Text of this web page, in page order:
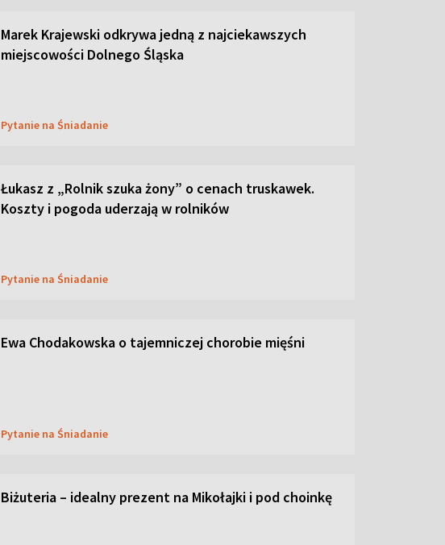
Marek Krajewski odkrywa jedną z najciekawszych
miejscowości Dolnego Śląska
Pytanie na Śniadanie
Łukasz z „Rolnik szuka żony” o cenach truskawek.
Koszty i pogoda uderzają w rolników
Pytanie na Śniadanie
Ewa Chodakowska o tajemniczej chorobie mięśni
Pytanie na Śniadanie
Biżuteria – idealny prezent na Mikołajki i pod choinkę